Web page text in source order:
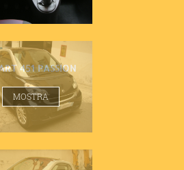
451 PASSION
MOSTRA